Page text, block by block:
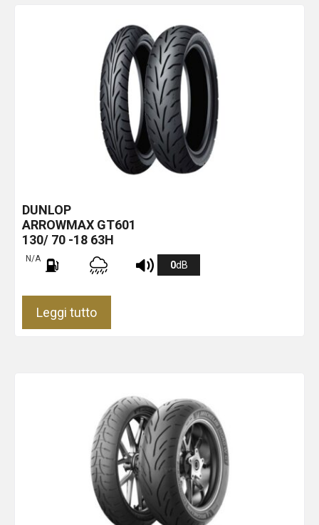
DUNLOP
ARROWMAX GT601
130/ 70 -18 63H
N/A
0dB
Leggi tutto